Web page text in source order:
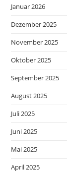
Januar 2026
Dezember 2025
November 2025
Oktober 2025
September 2025
August 2025
Juli 2025
Juni 2025
Mai 2025
April 2025